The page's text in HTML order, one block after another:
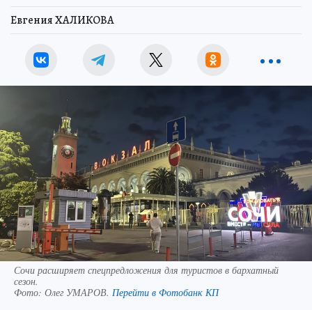
Евгения ХАЛИКОВА
Сочи расширяет спецпредложения для туристов в бархатный
сезон.
Фото: Олег УМАРОВ. Перейти в Фотобанк КП